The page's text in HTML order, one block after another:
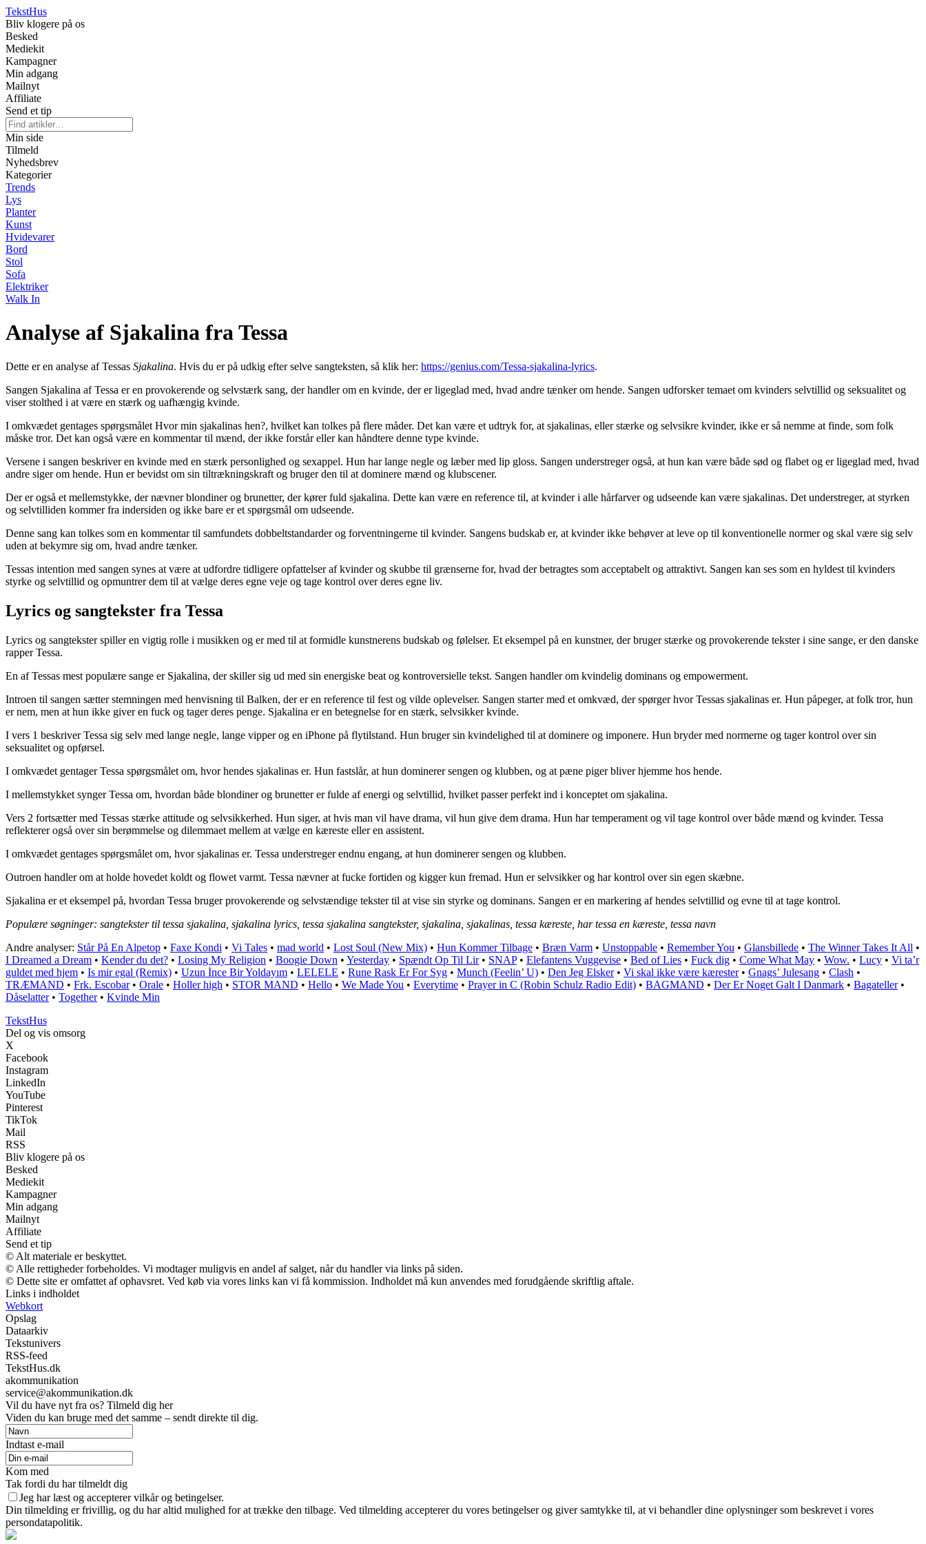
TekstHus
Bliv klogere på os
Besked
Mediekit
Kampagner
Min adgang
Mailnyt
Affiliate
Send et tip
Min side
Tilmeld
Nyhedsbrev
Kategorier
Trends
Lys
Planter
Kunst
Hvidevarer
Bord
Stol
Sofa
Elektriker
Walk In
Analyse af Sjakalina fra Tessa
Dette er en analyse af Tessas Sjakalina. Hvis du er på udkig efter selve sangteksten, så klik her: https://genius.com/Tessa-sjakalina-lyrics.
Sangen Sjakalina af Tessa er en provokerende og selvstærk sang, der handler om en kvinde, der er ligeglad med, hvad andre tænker om hende. Sangen udforsker temaet om kvinders selvtillid og seksualitet og
viser stolthed i at være en stærk og uafhængig kvinde.
I omkvædet gentages spørgsmålet Hvor min sjakalinas hen?, hvilket kan tolkes på flere måder. Det kan være et udtryk for, at sjakalinas, eller stærke og selvsikre kvinder, ikke er så nemme at finde, som folk
måske tror. Det kan også være en kommentar til mænd, der ikke forstår eller kan håndtere denne type kvinde.
Versene i sangen beskriver en kvinde med en stærk personlighed og sexappel. Hun har lange negle og læber med lip gloss. Sangen understreger også, at hun kan være både sød og flabet og er ligeglad med, hvad
andre siger om hende. Hun er bevidst om sin tiltrækningskraft og bruger den til at dominere mænd og klubscener.
Der er også et mellemstykke, der nævner blondiner og brunetter, der kører fuld sjakalina. Dette kan være en reference til, at kvinder i alle hårfarver og udseende kan være sjakalinas. Det understreger, at styrken
og selvtilliden kommer fra indersiden og ikke bare er et spørgsmål om udseende.
Denne sang kan tolkes som en kommentar til samfundets dobbeltstandarder og forventningerne til kvinder. Sangens budskab er, at kvinder ikke behøver at leve op til konventionelle normer og skal være sig selv
uden at bekymre sig om, hvad andre tænker.
Tessas intention med sangen synes at være at udfordre tidligere opfattelser af kvinder og skubbe til grænserne for, hvad der betragtes som acceptabelt og attraktivt. Sangen kan ses som en hyldest til kvinders
styrke og selvtillid og opmuntrer dem til at vælge deres egne veje og tage kontrol over deres egne liv.
Lyrics og sangtekster fra Tessa
Lyrics og sangtekster spiller en vigtig rolle i musikken og er med til at formidle kunstnerens budskab og følelser. Et eksempel på en kunstner, der bruger stærke og provokerende tekster i sine sange, er den danske
rapper Tessa.
En af Tessas mest populære sange er Sjakalina, der skiller sig ud med sin energiske beat og kontroversielle tekst. Sangen handler om kvindelig dominans og empowerment.
Introen til sangen sætter stemningen med henvisning til Balken, der er en reference til fest og vilde oplevelser. Sangen starter med et omkvæd, der spørger hvor Tessas sjakalinas er. Hun påpeger, at folk tror, hun
er nem, men at hun ikke giver en fuck og tager deres penge. Sjakalina er en betegnelse for en stærk, selvsikker kvinde.
I vers 1 beskriver Tessa sig selv med lange negle, lange vipper og en iPhone på flytilstand. Hun bruger sin kvindelighed til at dominere og imponere. Hun bryder med normerne og tager kontrol over sin
seksualitet og opførsel.
I omkvædet gentager Tessa spørgsmålet om, hvor hendes sjakalinas er. Hun fastslår, at hun dominerer sengen og klubben, og at pæne piger bliver hjemme hos hende.
I mellemstykket synger Tessa om, hvordan både blondiner og brunetter er fulde af energi og selvtillid, hvilket passer perfekt ind i konceptet om sjakalina.
Vers 2 fortsætter med Tessas stærke attitude og selvsikkerhed. Hun siger, at hvis man vil have drama, vil hun give dem drama. Hun har temperament og vil tage kontrol over både mænd og kvinder. Tessa
reflekterer også over sin berømmelse og dilemmaet mellem at vælge en kæreste eller en assistent.
I omkvædet gentages spørgsmålet om, hvor sjakalinas er. Tessa understreger endnu engang, at hun dominerer sengen og klubben.
Outroen handler om at holde hovedet koldt og flowet varmt. Tessa nævner at fucke fortiden og kigger kun fremad. Hun er selvsikker og har kontrol over sin egen skæbne.
Sjakalina er et eksempel på, hvordan Tessa bruger provokerende og selvstændige tekster til at vise sin styrke og dominans. Sangen er en markering af hendes selvtillid og evne til at tage kontrol.
Populære søgninger: sangtekster til tessa sjakalina, sjakalina lyrics, tessa sjakalina sangtekster, sjakalina, sjakalinas, tessa kæreste, har tessa en kæreste, tessa navn
Andre analyser: Står På En Alpetop • Faxe Kondi • Vi Tales • ​mad world • Lost Soul (New Mix) • Hun Kommer Tilbage • Bræn Varm • Unstoppable • Remember You • Glansbillede • The Winner Takes It All •
I Dreamed a Dream • Kender du det? • Losing My Religion • Boogie Down • Yesterday • Spændt Op Til Lir• SNAP• Elefantens Vuggevise • Bed of Lies • Fuck dig • Come What May • Wow. • Lucy • Vi ta’r
guldet med hjem • Is mir egal (Remix) • Uzun İnce Bir Yoldayım • LELELE • Rune Rask Er For Syg • Munch (Feelin’ U) • Den Jeg Elsker• Vi skal ikke være kærester• Gnags’ Julesang • Clash •
TRÆMAND • Frk. Escobar• Orale • Holler high • STOR MAND • Hello • We Made You • Everytime • Prayer in C (Robin Schulz Radio Edit) • BAGMAND • Der Er Noget Galt I Danmark • Bagateller•
Dåselatter• Together• Kvinde Min
TekstHus
Del og vis omsorg
X
Facebook
Instagram
LinkedIn
YouTube
Pinterest
TikTok
Mail
RSS
Bliv klogere på os
Besked
Mediekit
Kampagner
Min adgang
Mailnyt
Affiliate
Send et tip
© Alt materiale er beskyttet.
© Alle rettigheder forbeholdes. Vi modtager muligvis en andel af salget, når du handler via links på siden.
© Dette site er omfattet af ophavsret. Ved køb via vores links kan vi få kommission. Indholdet må kun anvendes med forudgående skriftlig aftale.
Links i indholdet
Webkort
Opslag
Dataarkiv
Tekstunivers
RSS-feed
TekstHus.dk
akommunikation
service@akommunikation.dk
Vil du have nyt fra os? Tilmeld dig her
Viden du kan bruge med det samme – sendt direkte til dig.
Indtast e-mail
Kom med
Tak fordi du har tilmeldt dig
Jeg har læst og accepterer vilkår og betingelser.
Din tilmelding er frivillig, og du har altid mulighed for at trække den tilbage. Ved tilmelding accepterer du vores betingelser og giver samtykke til, at vi behandler dine oplysninger som beskrevet i vores
persondatapolitik.